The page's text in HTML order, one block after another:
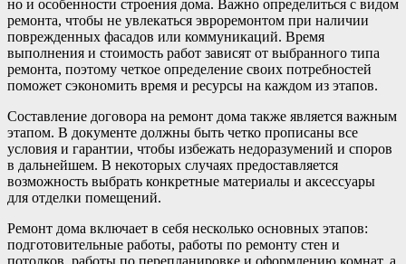
но и особенности строения дома. Важно определиться с видом
ремонта, чтобы не увлекаться эвроремонтом при наличии
поврежденных фасадов или коммуникаций. Время
выполнения и стоимость работ зависят от выбранного типа
ремонта, поэтому четкое определение своих потребностей
поможет сэкономить время и ресурсы на каждом из этапов.
Составление договора на ремонт дома также является важным
этапом. В документе должны быть четко прописаны все
условия и гарантии, чтобы избежать недоразумений и споров
в дальнейшем. В некоторых случаях предоставляется
возможность выбрать конкретные материалы и аксессуары
для отделки помещений.
Ремонт дома включает в себя несколько основных этапов:
подготовительные работы, работы по ремонту стен и
потолков, работы по перепланировке и оформлению комнат, а